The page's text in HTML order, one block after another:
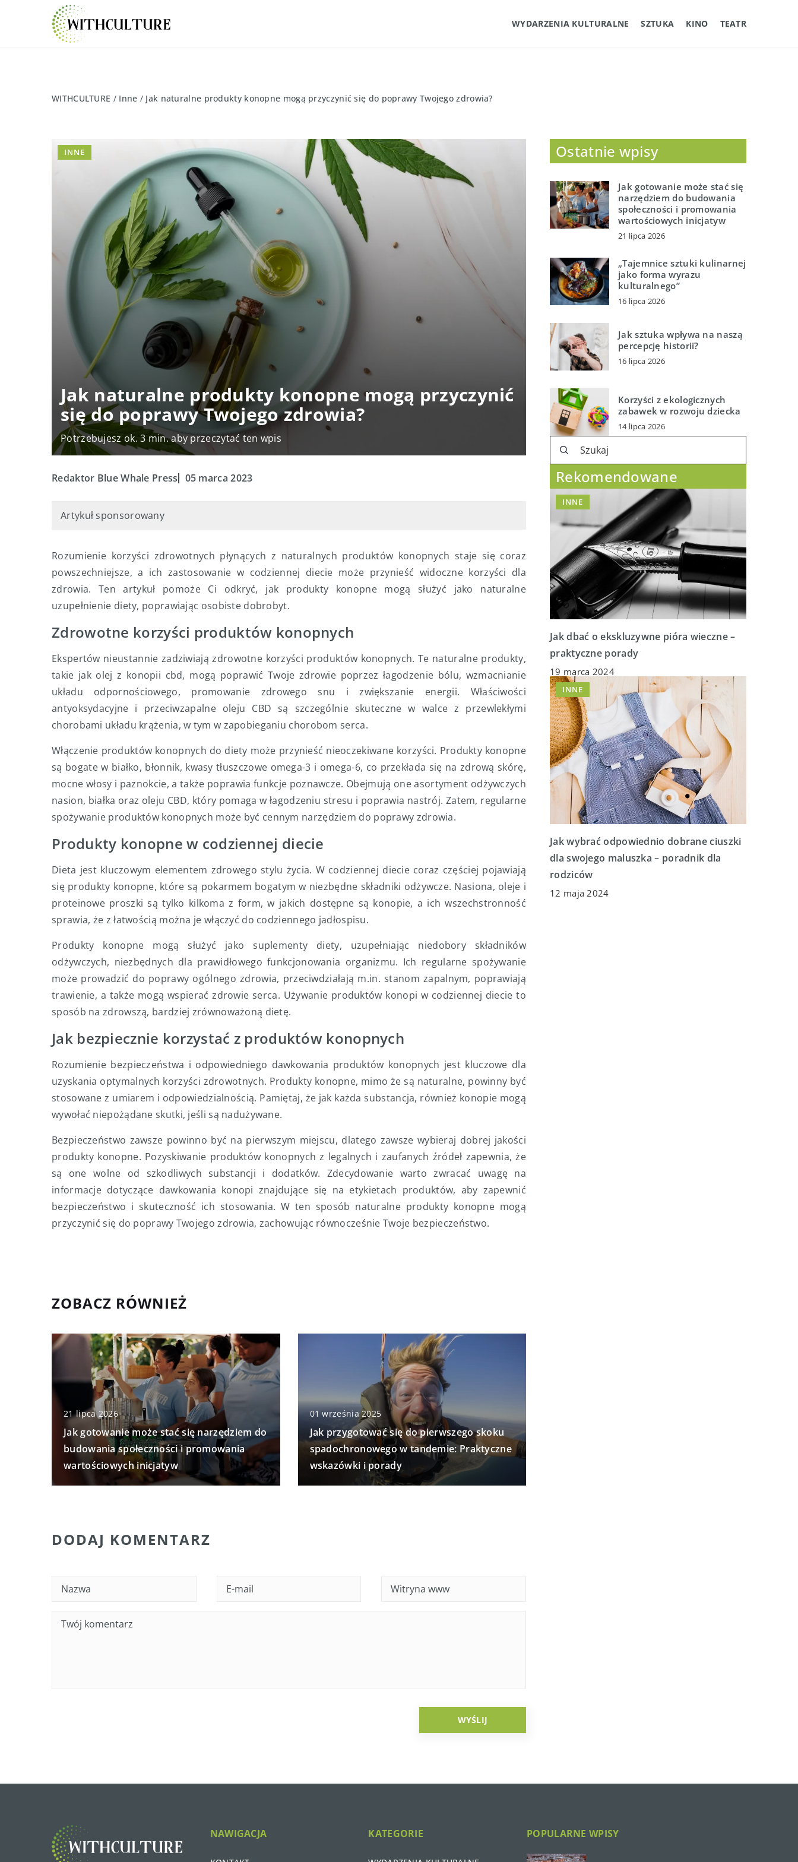
WYDARZENIA KULTURALNE SZTUKA KINO TEATR
WITHCULTURE / Inne / Jak naturalne produkty konopne mogą przyczynić się do poprawy Twojego zdrowia?
Jak naturalne produkty konopne mogą przyczynić
się do poprawy Twojego zdrowia?
Potrzebujesz ok. 3 min. aby przeczytać ten wpis
INNE
Redaktor Blue Whale Press 05 marca 2023
Artykuł sponsorowany
Rozumienie korzyści zdrowotnych płynących z naturalnych produktów konopnych staje się coraz
powszechniejsze, a ich zastosowanie w codziennej diecie może przynieść widoczne korzyści dla
zdrowia. Ten artykuł pomoże Ci odkryć, jak produkty konopne mogą służyć jako naturalne
uzupełnienie diety, poprawiając osobiste dobrobyt.
Zdrowotne korzyści produktów konopnych
Ekspertów nieustannie zadziwiają zdrowotne korzyści produktów konopnych. Te naturalne produkty,
takie jak olej z konopii cbd, mogą poprawić Twoje zdrowie poprzez łagodzenie bólu, wzmacnianie
układu odpornościowego, promowanie zdrowego snu i zwiększanie energii. Właściwości
antyoksydacyjne i przeciwzapalne oleju CBD są szczególnie skuteczne w walce z przewlekłymi
chorobami układu krążenia, w tym w zapobieganiu chorobom serca.
Włączenie produktów konopnych do diety może przynieść nieoczekiwane korzyści. Produkty konopne
są bogate w białko, błonnik, kwasy tłuszczowe omega-3 i omega-6, co przekłada się na zdrową skórę,
mocne włosy i paznokcie, a także poprawia funkcje poznawcze. Obejmują one asortyment odżywczych
nasion, białka oraz oleju CBD, który pomaga w łagodzeniu stresu i poprawia nastrój. Zatem, regularne
spożywanie produktów konopnych może być cennym narzędziem do poprawy zdrowia.
Produkty konopne w codziennej diecie
Dieta jest kluczowym elementem zdrowego stylu życia. W codziennej diecie coraz częściej pojawiają
się produkty konopne, które są pokarmem bogatym w niezbędne składniki odżywcze. Nasiona, oleje i
proteinowe proszki są tylko kilkoma z form, w jakich dostępne są konopie, a ich wszechstronność
sprawia, że z łatwością można je włączyć do codziennego jadłospisu.
Produkty konopne mogą służyć jako suplementy diety, uzupełniając niedobory składników
odżywczych, niezbędnych dla prawidłowego funkcjonowania organizmu. Ich regularne spożywanie
może prowadzić do poprawy ogólnego zdrowia, przeciwdziałają m.in. stanom zapalnym, poprawiają
trawienie, a także mogą wspierać zdrowie serca. Używanie produktów konopi w codziennej diecie to
sposób na zdrowszą, bardziej zrównoważoną dietę.
Jak bezpiecznie korzystać z produktów konopnych
Rozumienie bezpieczeństwa i odpowiedniego dawkowania produktów konopnych jest kluczowe dla
uzyskania optymalnych korzyści zdrowotnych. Produkty konopne, mimo że są naturalne, powinny być
stosowane z umiarem i odpowiedzialnością. Pamiętaj, że jak każda substancja, również konopie mogą
wywołać niepożądane skutki, jeśli są nadużywane.
Bezpieczeństwo zawsze powinno być na pierwszym miejscu, dlatego zawsze wybieraj dobrej jakości
produkty konopne. Pozyskiwanie produktów konopnych z legalnych i zaufanych źródeł zapewnia, że
są one wolne od szkodliwych substancji i dodatków. Zdecydowanie warto zwracać uwagę na
informacje dotyczące dawkowania konopi znajdujące się na etykietach produktów, aby zapewnić
bezpieczeństwo i skuteczność ich stosowania. W ten sposób naturalne produkty konopne mogą
przyczynić się do poprawy Twojego zdrowia, zachowując równocześnie Twoje bezpieczeństwo.
ZOBACZ RÓWNIEŻ
21 lipca 2026
Jak gotowanie może stać się narzędziem do
budowania społeczności i promowania
wartościowych inicjatyw
01 września 2025
Jak przygotować się do pierwszego skoku
spadochronowego w tandemie: Praktyczne
wskazówki i porady
Ostatnie wpisy
Jak gotowanie może stać się
narzędziem do budowania
społeczności i promowania
wartościowych inicjatyw
21 lipca 2026
„Tajemnice sztuki kulinarnej
jako forma wyrazu
kulturalnego”
16 lipca 2026
Jak sztuka wpływa na naszą
percepcję historii?
16 lipca 2026
Korzyści z ekologicznych
zabawek w rozwoju dziecka
14 lipca 2026
Rekomendowane
INNE
Jak dbać o ekskluzywne pióra wieczne –
praktyczne porady
19 marca 2024
INNE
Jak wybrać odpowiednio dobrane ciuszki
dla swojego maluszka – poradnik dla
rodziców
12 maja 2024
DODAJ KOMENTARZ
NAWIGACJA KATEGORIE POPULARNE WPISY